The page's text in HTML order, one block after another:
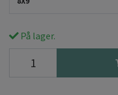
På lager.